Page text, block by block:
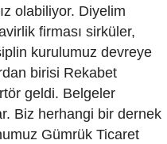
olabiliyor. Diyelim
firması sirküler,
kurulumuz devreye
birisi Rekabet
geldi. Belgeler
Biz herhangi bir dernek
Gümrük Ticaret